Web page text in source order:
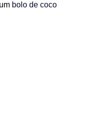
bolo de coco